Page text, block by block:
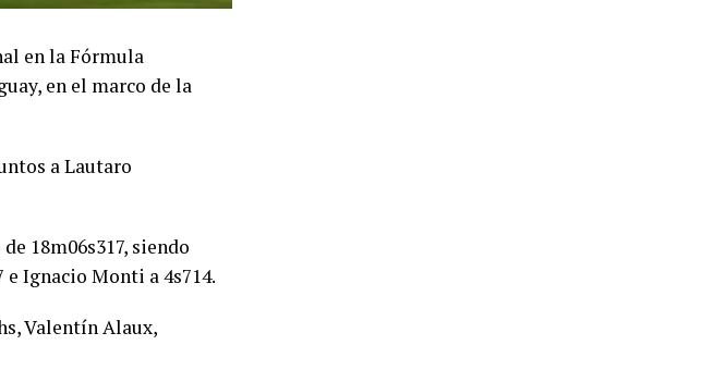
en la Fórmula
en el marco de la
a Lautaro
18m06s317, siendo
Ignacio Monti a 4s714.
Valentín Alaux,